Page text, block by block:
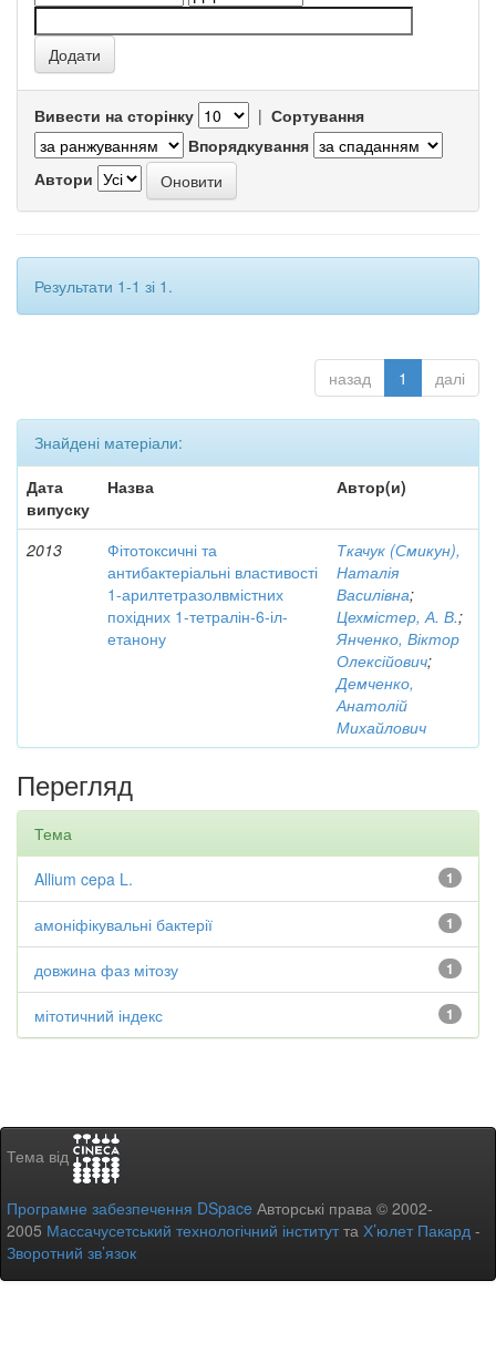
Вивести на сторінку | Сортування
Впорядкування
Автори
Результати 1-1 зі 1.
назад 1 далі
Знайдені матеріали:
Дата
випуску
Назва Автор(и)
2013
Фітотоксичні та
антибактеріальні властивості
1-арилтетразолвмістних
похідних 1-тетралін-6-іл-
етанону
Ткачук (Смикун),
Наталія
Василівна;
Цехмістер, А. В.;
Янченко, Віктор
Олексійович;
Демченко,
Анатолій
Михайлович
Перегляд
Тема
1
Allium cepa L.
1
амоніфікувальні бактерії
1
довжина фаз мітозу
1
мітотичний індекс
Тема від
Програмне забезпечення DSpace Авторські права © 2002-
2005 Массачусетський технологічний інститутта Х’юлет Пакард -
Зворотний зв’язок